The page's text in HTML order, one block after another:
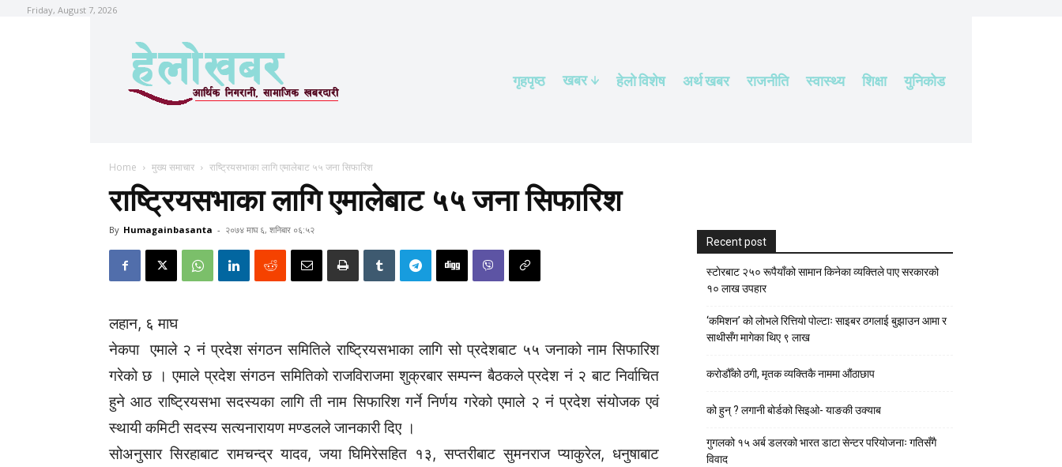
Friday, August 7, 2026
गृहपृष्ठ खबर हेलाे विशेष अर्थ खबर राजनीति स्वास्थ्य शिक्षा युनिकोड
Home मुख्य समाचार राष्ट्रियसभाका लागि एमालेबाट ५५ जना सिफारिश
राष्ट्रियसभाका लागि एमालेबाट ५५ जना सिफारिश
By Humagainbasanta - २०७४ माघ ६, शनिबार ०६:५२
लहान, ६ माघ
नेकपा एमाले २ नं प्रदेश संगठन समितिले राष्ट्रियसभाका लागि सो प्रदेशबाट ५५ जनाको नाम सिफारिश
गरेको छ । एमाले प्रदेश संगठन समितिको राजविराजमा शुक्रबार सम्पन्न बैठकले प्रदेश नं २ बाट निर्वाचित
हुने आठ राष्ट्रियसभा सदस्यका लागि ती नाम सिफारिश गर्ने निर्णय गरेको एमाले २ नं प्रदेश संयोजक एवं
स्थायी कमिटी सदस्य सत्यनारायण मण्डलले जानकारी दिए ।
सोअनुसार सिरहाबाट रामचन्द्र यादव, जया घिमिरेसहित १३, सप्तरीबाट सुमनराज प्याकुरेल, धनुषाबाट
Recent post
स्टाेरबाट २५० रूपैयाँको सामान किनेका व्यक्तिले पाए सरकारको
१० लाख उपहार
‘कमिशन’ को लोभले रित्तियो पोल्टाः साइबर ठगलाई बुझाउन आमा र
साथीसँग मागेका थिए ९ लाख
करोडौँको ठगी, मृतक व्यक्तिकै नाममा औंठाछाप
को हुन् ? लगानी बोर्डको सिइओ- याङकी उक्याब
गुगलको १५ अर्ब डलरको भारत डाटा सेन्टर परियोजनाः गतिसँगै
विवाद